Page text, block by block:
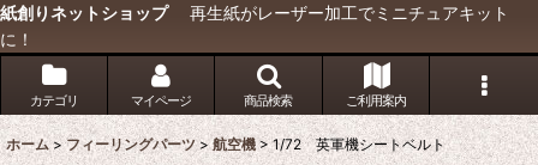
紙創りネットショップ再生紙がレーザー加工でミニチュアキット
に！
カテゴリ マイページ 商品検索 ご利用案内
ホーム > フィーリングパーツ > 航空機 > 1/72 英軍機シートベルト